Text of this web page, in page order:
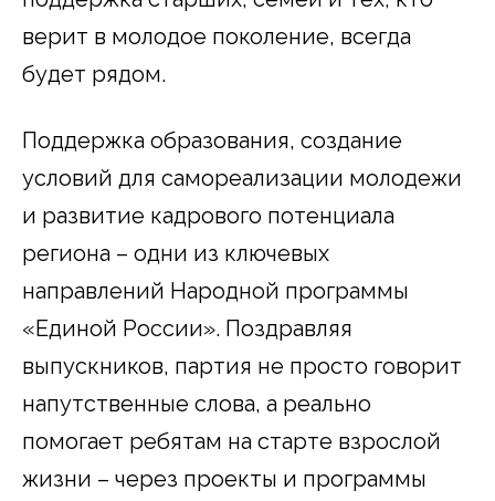
верит в молодое поколение, всегда
будет рядом.
Поддержка образования, создание
условий для самореализации молодежи
и развитие кадрового потенциала
региона – одни из ключевых
направлений Народной программы
«Единой России». Поздравляя
выпускников, партия не просто говорит
напутственные слова, а реально
помогает ребятам на старте взрослой
жизни – через проекты и программы